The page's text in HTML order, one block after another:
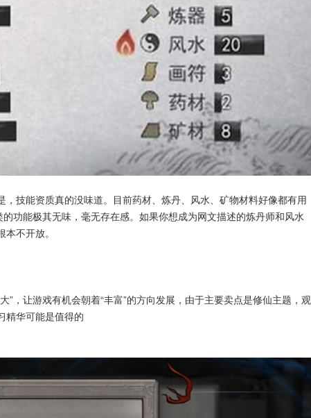
技能资质真的没味道。目前药材、炼丹、风水、矿物材料好像都有用
功能极其无味，毫无存在感。如果你想成为网文描述的炼丹师和风水
不开放。
”，让游戏有机会朝着“丰富”的方向发展，由于主要卖点是修仙主题，观
精华可能是值得的